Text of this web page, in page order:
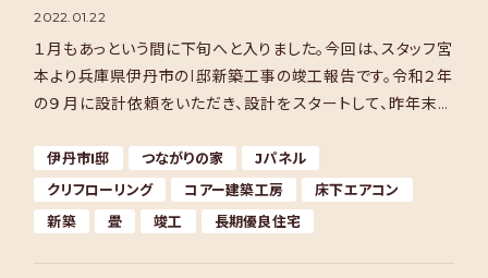
2022.01.22
１月もあっという間に下旬へと入りました。今回は、スタッフ宮
本より兵庫県伊丹市のI邸新築工事の竣工報告です。令和２年
の９月に設計依頼をいただき、設計をスタートして、昨年末に
伊丹市I邸 つながりの家
Jパネル
クリフローリング
コアー建築工房
床下エアコン
新築
畳 竣工 長期優良住宅